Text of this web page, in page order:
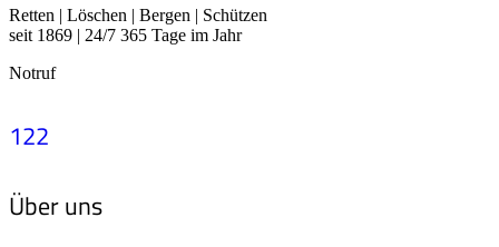
Retten | Löschen | Bergen | Schützen
seit 1869 | 24/7 365 Tage im Jahr
Notruf
122
Über uns